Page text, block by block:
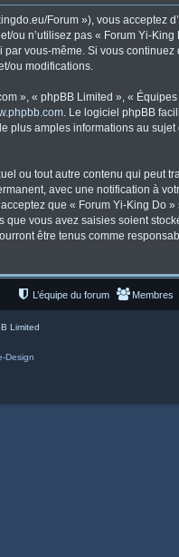
Forum »), vous acceptez
ou n’utilisez pas « Forum Yi-
vous-même. Si vous
ou modifications.
», « phpBB Limited », «
. Le logiciel phpBB
plus amples informations au
ou tout autre contenu qui peut
avec une notification à
que « Forum Yi-King Do
vous avez saisies soient
être tenus comme
Membres
L’équipe du forum
Limited
Design